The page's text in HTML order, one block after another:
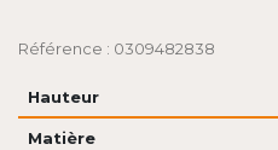
Référence : 0309482838
Hauteur
Matière